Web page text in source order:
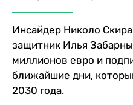
Инсайдер Николо
защитник Илья
миллионов евро и
ближайшие дни,
2030 года.